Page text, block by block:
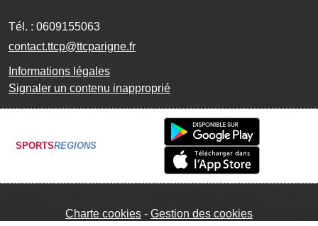
Tél. : 0609155063
contact.ttcp@ttcparigne.fr
Informations légales
Signaler un contenu inapproprié
SPORTSREGIONS
Charte cookies Gestion des cookies